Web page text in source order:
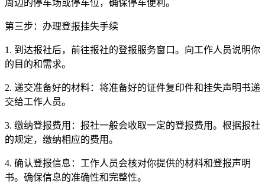
周边的停车场或停车位，确保停车便利。
第三步：办理登报挂失手续
1. 到达报社后，前往报社的登报服务窗口。向工作人员说明你
的目的和需求。
2. 递交准备好的材料：将准备好的证件复印件和挂失声明书递
交给工作人员。
3. 缴纳登报费用：报社一般会收取一定的登报费用。根据报社
的规定，缴纳相应的费用。
4. 确认登报信息：工作人员会核对你提供的材料和登报声明
书。确保信息的准确性和完整性。